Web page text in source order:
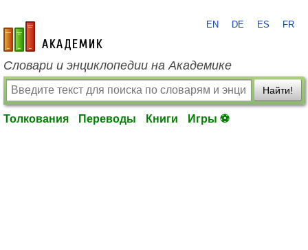
academic.ru
EN DE ES FR
Словари и энциклопедии на Академике
Найти!
Толкования Переводы Книги Игры ⚽